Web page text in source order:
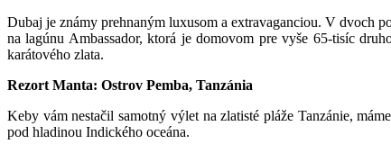
Dubaj je známy prehnaným luxusom a extravaganciou. V dvoch
na lagúnu Ambassador, ktorá je domovom pre vyše 65-tisíc
karátového zlata.
Rezort Manta: Ostrov Pemba, Tanzánia
Keby vám nestačil samotný výlet na zlatisté pláže Tanzánie,
pod hladinou Indického oceána.